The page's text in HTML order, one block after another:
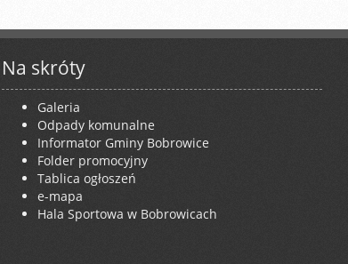
Na skróty
Galeria
Odpady komunalne
Informator Gminy Bobrowice
Folder promocyjny
Tablica ogłoszeń
e-mapa
Hala Sportowa w Bobrowicach